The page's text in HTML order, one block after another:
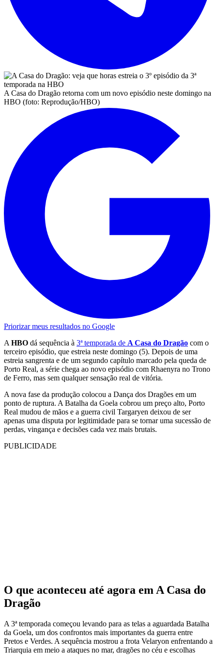
A Casa do Dragão retorna com um novo episódio neste domingo na
HBO (foto: Reprodução/HBO)
Priorizar meus resultados no Google
A HBO dá sequência à 3ª temporada de A Casa do Dragão com o
terceiro episódio, que estreia neste domingo (5). Depois de uma
estreia sangrenta e de um segundo capítulo marcado pela queda de
Porto Real, a série chega ao novo episódio com Rhaenyra no Trono
de Ferro, mas sem qualquer sensação real de vitória.
A nova fase da produção colocou a Dança dos Dragões em um
ponto de ruptura. A Batalha da Goela cobrou um preço alto, Porto
Real mudou de mãos e a guerra civil Targaryen deixou de ser
apenas uma disputa por legitimidade para se tornar uma sucessão de
perdas, vingança e decisões cada vez mais brutais.
PUBLICIDADE
O que aconteceu até agora em A Casa do
Dragão
A 3ª temporada começou levando para as telas a aguardada Batalha
da Goela, um dos confrontos mais importantes da guerra entre
Pretos e Verdes. A sequência mostrou a frota Velaryon enfrentando a
Triarquia em meio a ataques no mar, dragões no céu e escolhas